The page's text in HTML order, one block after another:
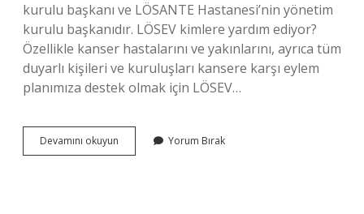
kurulu başkanı ve LÖSANTE Hastanesi’nin yönetim
kurulu başkanıdır. LÖSEV kimlere yardım ediyor?
Özellikle kanser hastalarını ve yakınlarını, ayrıca tüm
duyarlı kişileri ve kuruluşları kansere karşı eylem
planımıza destek olmak için LÖSEV…
Devamını okuyun
Kime
Yorum Bırak